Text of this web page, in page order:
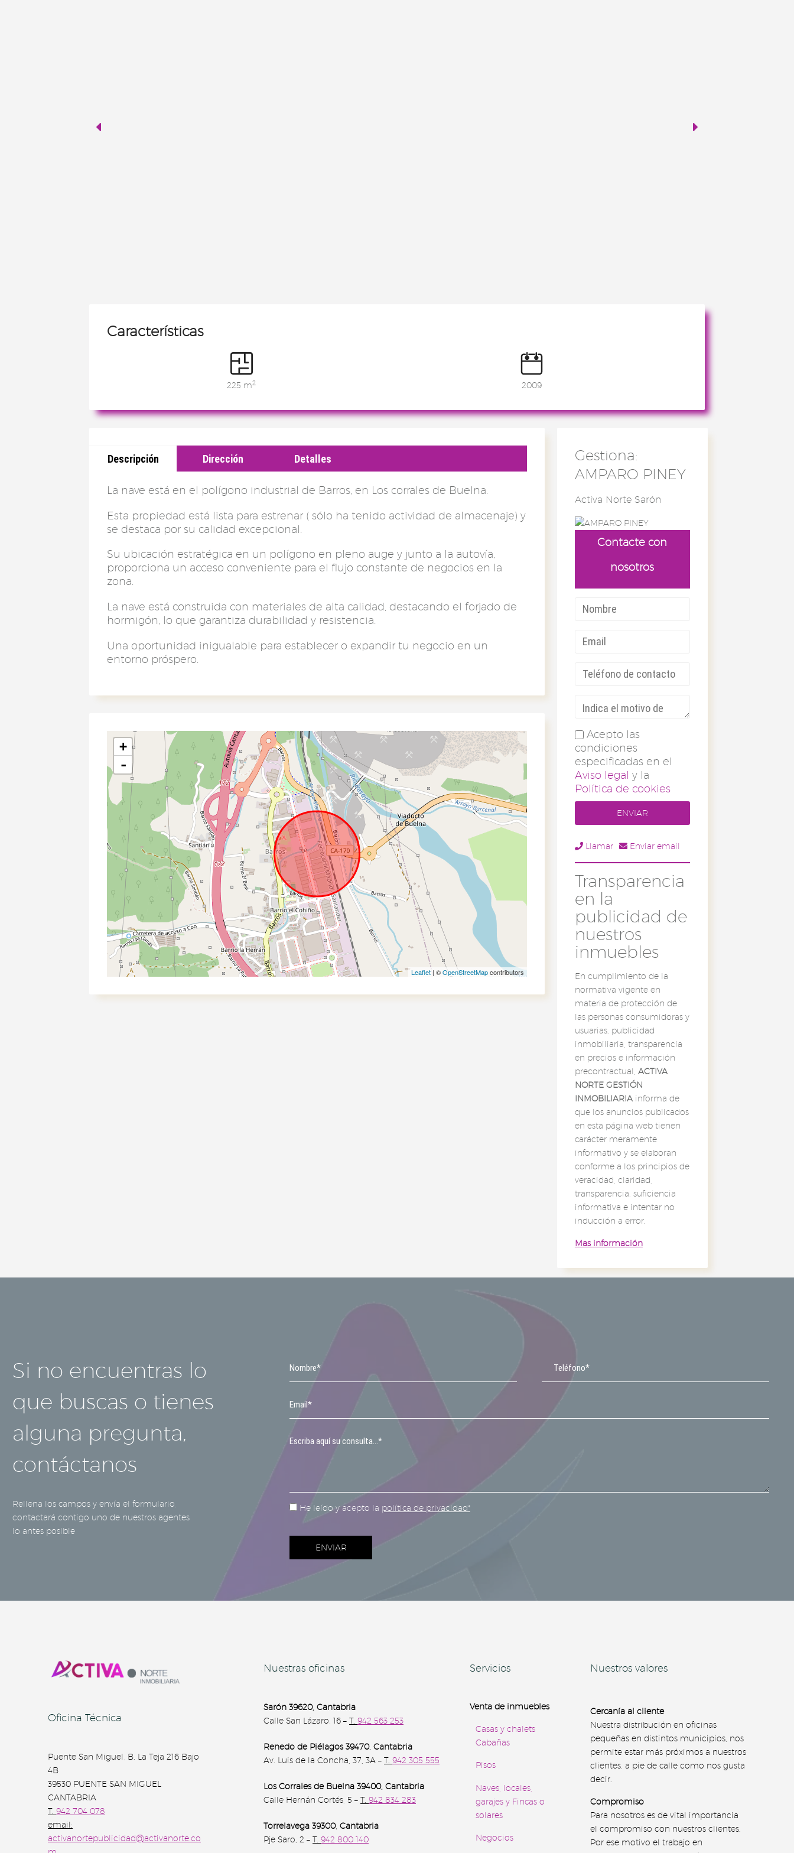
Características
225 m2 2009
Descripción Dirección Detalles
La nave está en el polígono industrial de Barros, en Los corrales de Buelna.
Esta propiedad está lista para estrenar ( sólo ha tenido actividad de almacenaje) y
se destaca por su calidad excepcional.
Su ubicación estratégica en un polígono en pleno auge y junto a la autovía,
proporciona un acceso conveniente para el flujo constante de negocios en la
zona.
La nave está construida con materiales de alta calidad, destacando el forjado de
hormigón, lo que garantiza durabilidad y resistencia.
Una oportunidad inigualable para establecer o expandir tu negocio en un
entorno próspero.
+
-
Leaflet| ©OpenStreetMapcontributors
Gestiona:
AMPARO PINEY
Activa Norte Sarón
Contacte con
nosotros
Acepto las
condiciones
especificadas en el
Aviso legal y la
Política de cookies
Llamar Enviar email
Transparencia
en la
publicidad de
nuestros
inmuebles
En cumplimiento de la
normativa vigente en
materia de protección de
las personas consumidoras y
usuarias, publicidad
inmobiliaria, transparencia
en precios e información
precontractual, ACTIVA
NORTE GESTIÓN
INMOBILIARIAinforma de
que los anuncios publicados
en esta página web tienen
carácter meramente
informativo y se elaboran
conforme a los principios de
veracidad, claridad,
transparencia, suficiencia
informativa e intentar no
inducción a error.
Mas información
Si no encuentras lo
que buscas o tienes
alguna pregunta,
contáctanos
Rellena los campos y envía el formulario,
contactará contigo uno de nuestros agentes
lo antes posible
He leído y acepto la política de privacidad*
Oficina Técnica
Puente San Miguel, B. La Teja 216 Bajo
4B
39530 PUENTE SAN MIGUEL
CANTABRIA
T. 942 704 078
email:
activanortepublicidad@activanorte.co
Nuestras oficinas
Sarón 39620, Cantabria
Calle San Lázaro, 16 – T. 942 563 253
Renedo de Piélagos 39470, Cantabria
Av. Luis de la Concha, 37, 3A – T. 942 305 555
Los Corrales de Buelna 39400, Cantabria
Calle Hernán Cortés, 5 – T. 942 834 283
Torrelavega 39300, Cantabria
Pje Saro, 2 – T. 942 800 140
Servicios
Venta de inmuebles
Casas y chalets
Cabañas
Pisos
Naves, locales,
garajes y Fincas o
solares
Negocios
Nuestros valores
Cercanía al cliente
Nuestra distribución en oficinas
pequeñas en distintos municipios, nos
permite estar más próximos a nuestros
clientes, a pie de calle como nos gusta
decir.
Compromiso
Para nosotros es de vital importancia
el compromiso con nuestros clientes.
Por ese motivo el trabajo en